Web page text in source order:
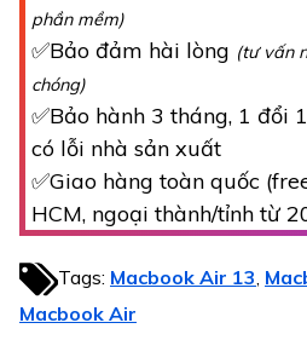
phần mềm)
✅Bảo đảm hài lòng (tư vấn
chóng)
✅Bảo hành 3 tháng, 1 đổi
có lỗi nhà sản xuất
✅Giao hàng toàn quốc
HCM, ngoại thành/tỉnh từ
Tags: Macbook Air 13
Macbook Air